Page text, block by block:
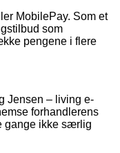
MobilePay. Som et
som
pengene i flere
Jensen – living e-
forhandlerens
gange ikke særlig